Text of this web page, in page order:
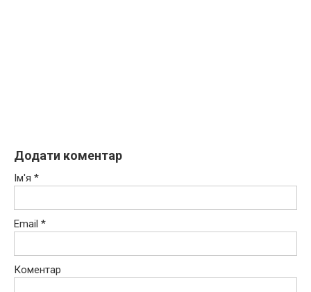
Додати коментар
Ім'я *
Email *
Коментар